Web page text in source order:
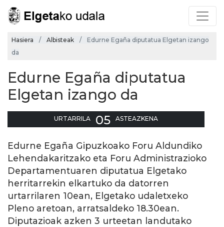
Hasiera Albisteak
Edurne Egaña diputatua Elgetan izango
da
Edurne Egaña diputatua
Elgetan izango da
URTARRILA 05 ASTEAZKENA
Edurne Egaña Gipuzkoako Foru Aldundiko
Lehendakaritzako eta Foru Administrazioko
Departamentuaren diputatua Elgetako
herritarrekin elkartuko da datorren
urtarrilaren 10ean, Elgetako udaletxeko
Pleno aretoan, arratsaldeko 18.30ean.
Diputazioak azken 3 urteetan landutako